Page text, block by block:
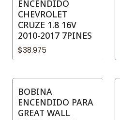
ENCENDIDO
CHEVROLET
CRUZE 1.8 16V
2010-2017 7PINES
$38.975
BOBINA
ENCENDIDO PARA
GREAT WALL